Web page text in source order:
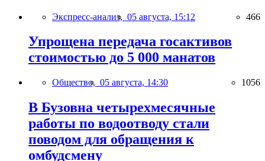
Экспресс-анализ, 05 августа, 15:12 466
Упрощена передача госактивов
стоимостью до 5 000 манатов
Общество, 05 августа, 14:30 1056
В Бузовна четырехмесячные
работы по водоотводу стали
поводом для обращения к
омбудсмену